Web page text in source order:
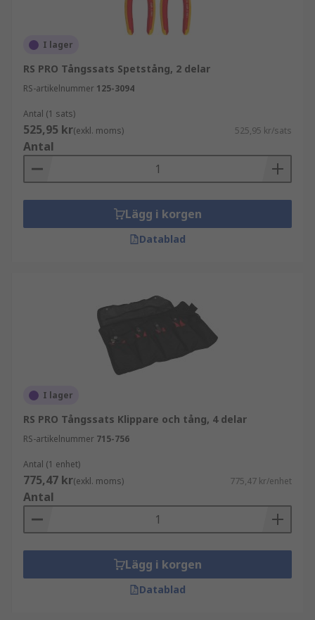
I lager
RS PRO Tångssats Spetstång, 2 delar
RS-artikelnummer 125-3094
Antal (1 sats)
525,95 kr(exkl. moms) 525,95 kr/sats
Antal
Lägg i korgen
Datablad
I lager
RS PRO Tångssats Klippare och tång, 4 delar
RS-artikelnummer 715-756
Antal (1 enhet)
775,47 kr(exkl. moms) 775,47 kr/enhet
Antal
Lägg i korgen
Datablad